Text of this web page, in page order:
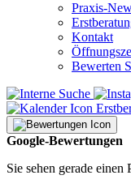
Praxis-
Kontakt
Bewerten
Google-Bewertungen
Sie sehen gerade